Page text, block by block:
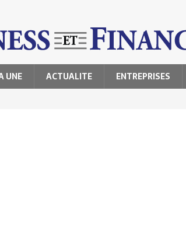
UNE ACTUALITE ENTREPRISES